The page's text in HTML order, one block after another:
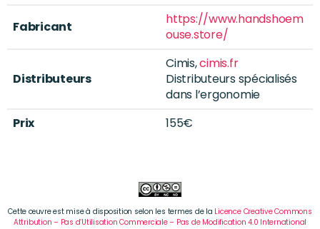
Fabricant
https://www.handshoem
ouse.store/
Distributeurs
Cimis,cimis.fr
Distributeurs spécialisés
dans l’ergonomie
Prix
155€
Cette œuvre est mise à disposition selon les termes de la Licence Creative Commons
Attribution – Pas d’Utilisation Commerciale – Pas de Modification 4.0 International